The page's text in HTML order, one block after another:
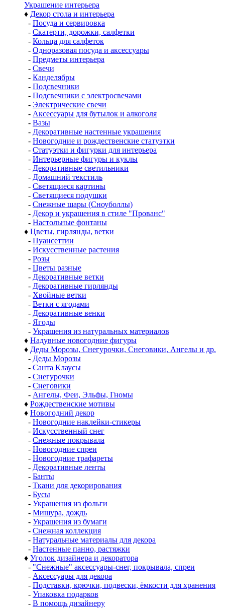
Украшение интерьера
♦ Декор стола и интерьера
- Посуда и сервировка
- Скатерти, дорожки, салфетки
- Кольца для салфеток
- Одноразовая посуда и аксессуары
- Предметы интерьера
- Свечи
- Канделябры
- Подсвечники
- Подсвечники с электросвечами
- Электрические свечи
- Аксессуары для бутылок и алкоголя
- Вазы
- Декоративные настенные украшения
- Новогодние и рождественские статуэтки
- Статуэтки и фигурки для интерьера
- Интерьерные фигуры и куклы
- Декоративные светильники
- Домашний текстиль
- Светящиеся картины
- Светящиеся подушки
- Снежные шары (Сноуболлы)
- Декор и украшения в стиле "Прованс"
- Настольные фонтаны
♦ Цветы, гирлянды, ветки
- Пуансеттии
- Искусственные растения
- Розы
- Цветы разные
- Декоративные ветки
- Декоративные гирлянды
- Хвойные ветки
- Ветки с ягодами
- Декоративные венки
- Ягоды
- Украшения из натуральных материалов
♦ Надувные новогодние фигуры
♦ Деды Морозы, Снегурочки, Снеговики, Ангелы и др.
- Деды Морозы
- Санта Клаусы
- Снегурочки
- Снеговики
- Ангелы, Феи, Эльфы, Гномы
♦ Рождественские мотивы
♦ Новогодний декор
- Новогодние наклейки-стикеры
- Искусственный снег
- Снежные покрывала
- Новогодние спреи
- Новогодние трафареты
- Декоративные ленты
- Банты
- Ткани для декорирования
- Бусы
- Украшения из фольги
- Мишура, дождь
- Украшения из бумаги
- Снежная коллекция
- Натуральные материалы для декора
- Настенные панно, растяжки
♦ Уголок дизайнера и декоратора
- "Снежные" аксессуары-снег, покрывала, спреи
- Аксессуары для декора
- Подставки, крючки, подвески, ёмкости для хранения
- Упаковка подарков
- В помощь дизайнеру